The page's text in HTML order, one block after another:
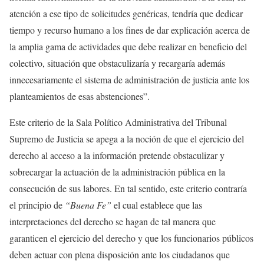
atención a ese tipo de solicitudes genéricas, tendría que dedicar
tiempo y recurso humano a los fines de dar explicación acerca de
la amplia gama de actividades que debe realizar en beneficio del
colectivo, situación que obstaculizaría y recargaría además
innecesariamente el sistema de administración de justicia ante los
planteamientos de esas abstenciones”.
Este criterio de la Sala Político Administrativa del Tribunal
Supremo de Justicia se apega a la noción de que el ejercicio del
derecho al acceso a la información pretende obstaculizar y
sobrecargar la actuación de la administración pública en la
consecución de sus labores. En tal sentido, este criterio contraría
el principio de “Buena Fe” el cual establece que las
interpretaciones del derecho se hagan de tal manera que
garanticen el ejercicio del derecho y que los funcionarios públicos
deben actuar con plena disposición ante los ciudadanos que